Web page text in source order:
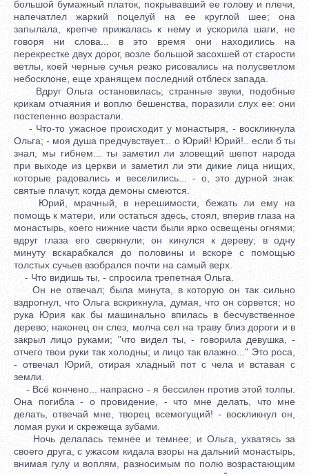
большой бумажный платок, покрывавший ее голову и плечи,
напечатлел жаркий поцелуй на ее круглой шее; она
запылала, крепче прижалась к нему и ускорила шаги, не
говоря ни слова... в это время они находились на
перекрестке двух дорог, возле большой засохшей от старости
ветлы, коей черные сучья резко рисовались на полусветлом
небосклоне, еще хранящем последний отблеск запада.
Вдруг Ольга остановилась; странные звуки, подобные
крикам отчаяния и воплю бешенства, поразили слух ее: они
постепенно возрастали.
- Что-то ужасное происходит у монастыря, - воскликнула
Ольга; - моя душа предчувствует... о Юрий! Юрий!.. если б ты
знал, мы гибнем... ты заметил ли зловещий шепот народа
при выходе из церкви и заметил ли эти дикие лица нищих,
которые радовались и веселились... - о, это дурной знак:
святые плачут, когда демоны смеются.
Юрий, мрачный, в нерешимости, бежать ли ему на
помощь к матери, или остаться здесь, стоял, вперив глаза на
монастырь, коего нижние части были ярко освещены огнями;
вдруг глаза его сверкнули; он кинулся к дереву; в одну
минуту вскарабкался до половины и вскоре с помощью
толстых сучьев взобрался почти на самый верх.
- Что видишь ты, - спросила трепетная Ольга.
Он не отвечал; была минута, в которую он так сильно
вздрогнул, что Ольга вскрикнула, думая, что он сорвется; но
рука Юрия как бы машинально впилась в бесчувственное
дерево; наконец он слез, молча сел на траву близ дороги и в
закрыл лицо руками; "что видел ты, - говорила девушка, -
отчего твои руки так холодны; и лицо так влажно..." Это роса,
- отвечал Юрий, отирая хладный пот с чела и вставая с
земли.
- Всё кончено... напрасно - я бессилен против этой толпы.
Она погибла - о провидение, - что мне делать, что мне
делать, отвечай мне, творец всемогущий! - воскликнул он,
ломая руки и скрежеща зубами.
Ночь делалась темнее и темнее; и Ольга, ухватясь за
своего друга, с ужасом кидала взоры на дальний монастырь,
внимая гулу и воплям, разносимым по полю возрастающим